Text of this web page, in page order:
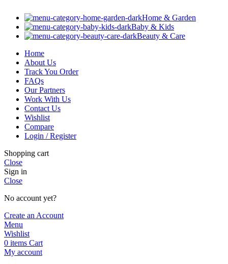
Home & Garden
Baby & Kids
Beauty & Care
Home
About Us
Track You Order
FAQs
Our Partners
Work With Us
Contact Us
Wishlist
Compare
Login / Register
Shopping cart
Close
Sign in
Close
No account yet?
Create an Account
Menu
Wishlist
0 items Cart
My account